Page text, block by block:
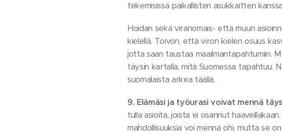
tekemisissä paikallisten asukkaitten
Hoidan sekä viranomais- että muun
kielellä. Toivon, että viron kielen osuus
jotta saan taustaa maailmantapahtumiin.
täysin kartalla, mitä Suomessa tapahtuu.
suomalaista arkea täällä.
9. Elämäsi ja työurasi voivat mennä
tulla asioita, joista ei osannut
mahdollisuuksia voi mennä ohi, mutta se